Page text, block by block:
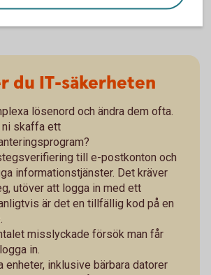
du IT-säkerheten
lösenord och ändra dem ofta.
ni skaffa ett
till e-postkonton och
informationstjänster. Det kräver
utöver att logga in med ett
är det en tillfällig kod på en
misslyckade försök man får
in.
enheter, inklusive bärbara datorer